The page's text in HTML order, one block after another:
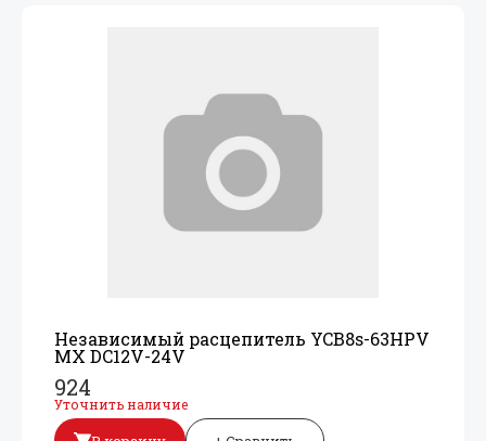
Независимый расцепитель YCB8s-63HPV
MX DC12V-24V
924
Уточнить наличие